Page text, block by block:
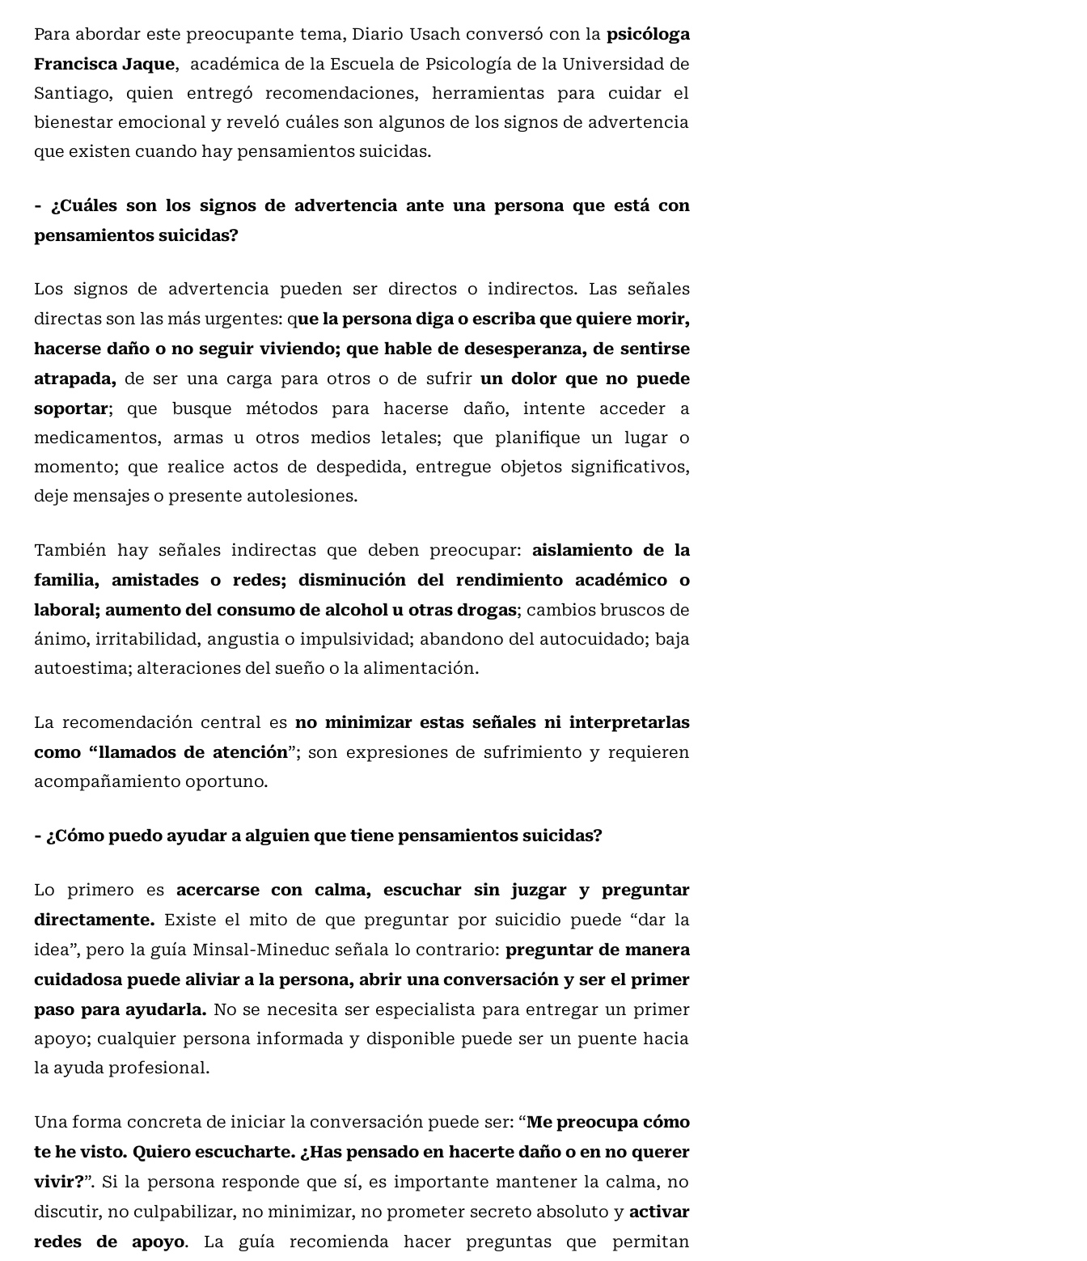
Para abordar este preocupante tema, Diario Usach conversó con la psicóloga
Francisca Jaque, académica de la Escuela de Psicología de la Universidad de
Santiago, quien entregó recomendaciones, herramientas para cuidar el
bienestar emocional y reveló cuáles son algunos de los signos de advertencia
que existen cuando hay pensamientos suicidas.
- ¿Cuáles son los signos de advertencia ante una persona que está con
pensamientos suicidas?
Los signos de advertencia pueden ser directos o indirectos. Las señales
directas son las más urgentes: que la persona diga o escriba que quiere morir,
hacerse daño o no seguir viviendo; que hable de desesperanza, de sentirse
atrapada, de ser una carga para otros o de sufrir un dolor que no puede
soportar; que busque métodos para hacerse daño, intente acceder a
medicamentos, armas u otros medios letales; que planifique un lugar o
momento; que realice actos de despedida, entregue objetos significativos,
deje mensajes o presente autolesiones.
También hay señales indirectas que deben preocupar:aislamiento de la
familia, amistades o redes; disminución del rendimiento académico o
laboral; aumento del consumo de alcohol u otras drogas; cambios bruscos de
ánimo, irritabilidad, angustia o impulsividad; abandono del autocuidado; baja
autoestima; alteraciones del sueño o la alimentación.
La recomendación central es no minimizar estas señales ni interpretarlas
como “llamados de atención”; son expresiones de sufrimiento y requieren
acompañamiento oportuno.
- ¿Cómo puedo ayudar a alguien que tiene pensamientos suicidas?
Lo primero esacercarse con calma, escuchar sin juzgar y preguntar
directamente. Existe el mito de que preguntar por suicidio puede “dar la
idea”, pero la guía Minsal-Mineduc señala lo contrario: preguntar de manera
cuidadosa puede aliviar a la persona, abrir una conversación y ser el primer
paso para ayudarla. No se necesita ser especialista para entregar un primer
apoyo; cualquier persona informada y disponible puede ser un puente hacia
la ayuda profesional.
Una forma concreta de iniciar la conversación puede ser: “Me preocupa cómo
te he visto. Quiero escucharte. ¿Has pensado en hacerte daño o en no querer
vivir?”. Si la persona responde que sí, es importante mantener la calma, no
discutir, no culpabilizar, no minimizar, no prometer secreto absoluto yactivar
redes de apoyo. La guía recomienda hacer preguntas que permitan